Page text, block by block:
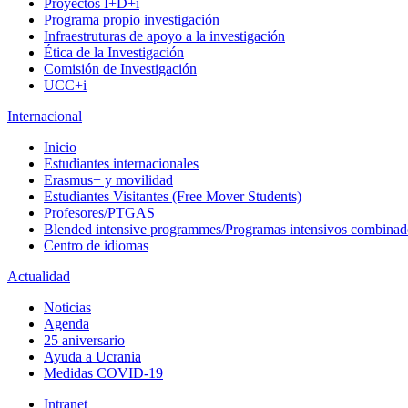
Proyectos I+D+i
Programa propio investigación
Infraestruturas de apoyo a la investigación
Ética de la Investigación
Comisión de Investigación
UCC+i
Internacional
Inicio
Estudiantes internacionales
Erasmus+ y movilidad
Estudiantes Visitantes (Free Mover Students)
Profesores/PTGAS
Blended intensive programmes/Programas intensivos
Centro de idiomas
Actualidad
Noticias
Agenda
25 aniversario
Ayuda a Ucrania
Medidas COVID-19
Intranet